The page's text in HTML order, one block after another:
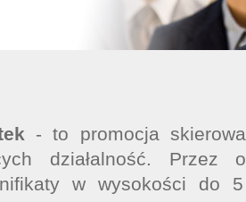
- to promocja
działalność. Przez
w wysokości do